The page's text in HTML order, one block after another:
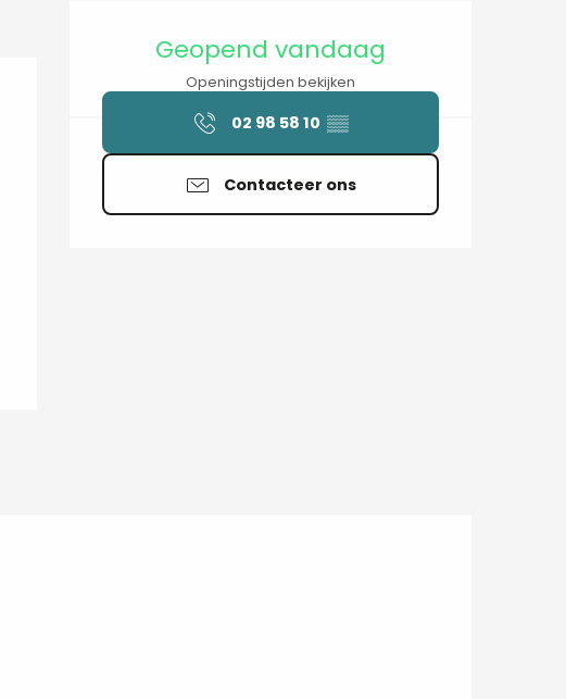
Openingstijden en
Geopend vandaag
Openingstijden bekijken
02 98 58 10 ▒▒
Contacteer ons